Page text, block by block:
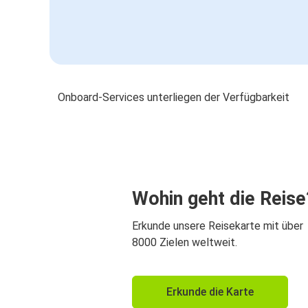
Onboard-Services unterliegen der Verfügbarkeit
Wohin geht die
Erkunde unsere Reisekarte mit über
8000 Zielen weltweit.
Erkunde die Karte